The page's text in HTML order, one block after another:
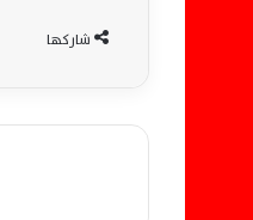
شاركها